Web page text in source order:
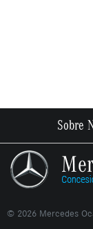
Sobre
© 2026 Mercedes